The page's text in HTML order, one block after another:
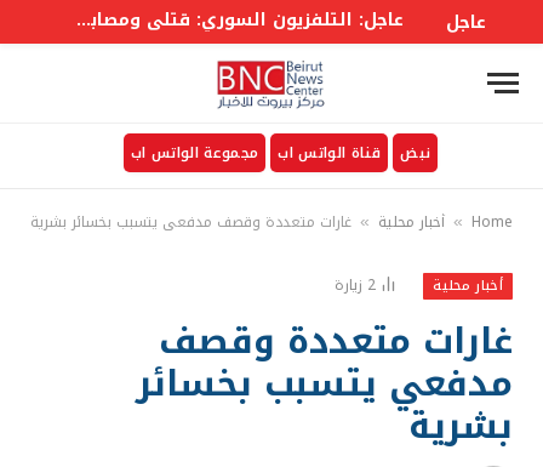
عاجل عاجل: التلفزيون السوري: قتلى ومصابون في انفجار عبوة ناسفة بحافلة ركاب في جرمانا بريف #دمشق
نبض قناة الواتس اب مجموعة الواتس اب
Home
» أخبار محلية » غارات متعددة وقصف مدفعي يتسبب بخسائر بشرية
أخبار محلية 2 زيارة
غارات متعددة وقصف
مدفعي يتسبب بخسائر
بشرية